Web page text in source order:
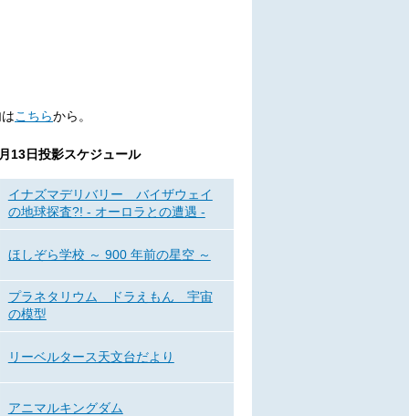
こちらから。
13日投影スケジュール
イナズマデリバリー バイザウェイ
の地球探査?! - オーロラとの遭遇 -
ほしぞら学校 ～ 900 年前の星空 ～
プラネタリウム ドラえもん 宇宙
の模型
リーベルタース天文台だより
アニマルキングダム